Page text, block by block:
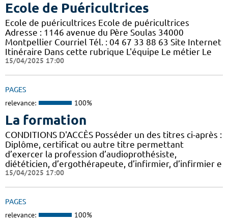
Ecole de Puéricultrices
Ecole de puéricultrices Ecole de puéricultrices
Adresse : 1146 avenue du Père Soulas 34000
Montpellier Courriel Tél. : 04 67 33 88 63 Site Internet
Itinéraire Dans cette rubrique L'équipe Le métier Le
15/04/2025 17:00
PAGES
relevance: 100%
La formation
CONDITIONS D'ACCÈS Posséder un des titres ci-après :
Diplôme, certificat ou autre titre permettant
d’exercer la profession d’audioprothésiste,
diététicien, d’ergothérapeute, d’infirmier, d’infirmier e
15/04/2025 17:00
PAGES
relevance: 100%